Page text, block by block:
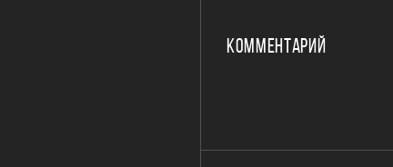
КОММЕНТАРИЙ